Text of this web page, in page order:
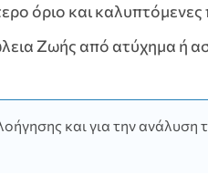
όριο και
Ζωής από ατύχημα ή
και για την ανάλυση